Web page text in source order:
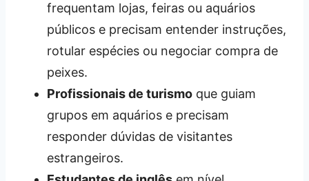
frequentam lojas, feiras ou aquários
públicos e precisam entender instruções,
rotular espécies ou negociar compra de
peixes.
Profissionais de turismo que guiam
grupos em aquários e precisam
responder dúvidas de visitantes
estrangeiros.